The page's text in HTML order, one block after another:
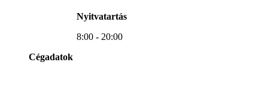
Nyitvatartás
8:00 - 20:00
Cégadatok